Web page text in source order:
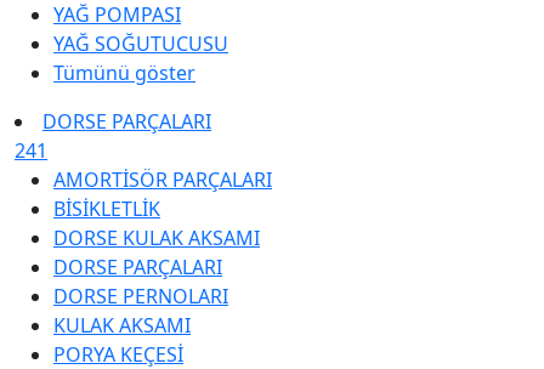
YAĞ POMPASI
YAĞ SOĞUTUCUSU
Tümünü göster
DORSE PARÇALARI
241
AMORTİSÖR PARÇALARI
BİSİKLETLİK
DORSE KULAK AKSAMI
DORSE PARÇALARI
DORSE PERNOLARI
KULAK AKSAMI
PORYA KEÇESİ